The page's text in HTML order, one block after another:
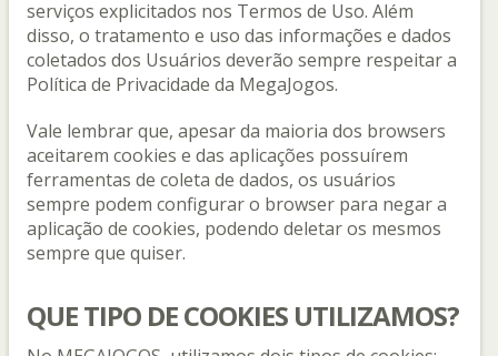
serviços explicitados nos Termos de Uso. Além
disso, o tratamento e uso das informações e dados
coletados dos Usuários deverão sempre respeitar a
Política de Privacidade da MegaJogos.
Vale lembrar que, apesar da maioria dos browsers
aceitarem cookies e das aplicações possuírem
ferramentas de coleta de dados, os usuários
sempre podem configurar o browser para negar a
aplicação de cookies, podendo deletar os mesmos
sempre que quiser.
QUE TIPO DE COOKIES UTILIZAMOS?